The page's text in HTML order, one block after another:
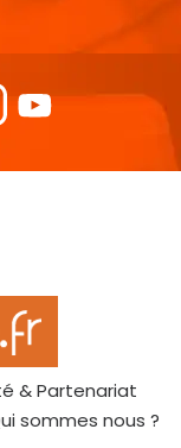
& Partenariat
sommes nous ?